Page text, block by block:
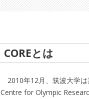
COREとは
2010年12月、筑波大学は
Centre for Olympic